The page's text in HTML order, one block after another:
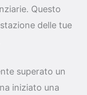
Questo
delle tue
superato un
iniziato una